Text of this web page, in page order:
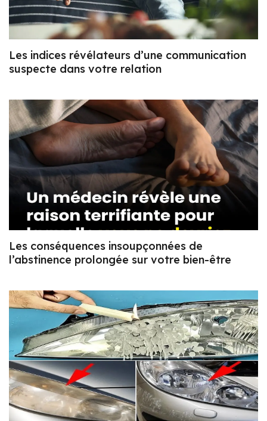
Les indices révélateurs d’une communication
suspecte dans votre relation
Les conséquences insoupçonnées de
l’abstinence prolongée sur votre bien-être